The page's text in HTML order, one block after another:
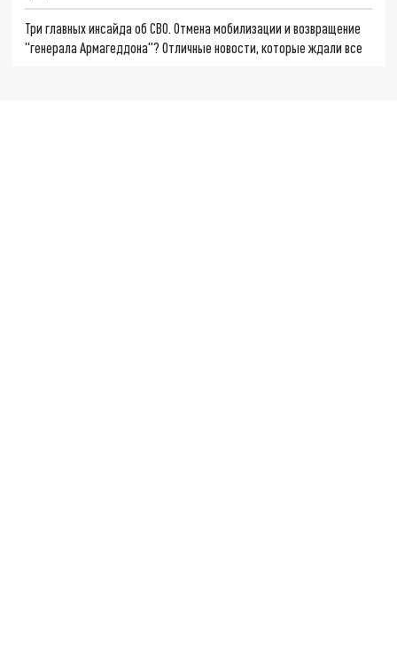
Три главных инсайда об СВО. Отмена мобилизации и возвращение
"генерала Армагеддона"? Отличные новости, которые ждали все